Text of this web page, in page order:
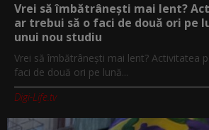
Vrei să îmbătrânești mai lent?
ar trebui să o faci de două ori pe
unui nou studiu
Vrei să îmbătrânești mai lent? Activitatea
faci de două ori pe lună...
Digi-Life.tv